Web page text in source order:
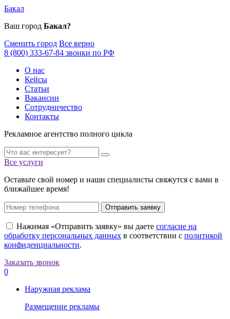
Бакал
Ваш город Бакал?
Сменить город Все верно
8 (800) 333-67-84 звонки по РФ
О нас
Кейсы
Статьи
Вакансии
Сотрудничество
Контакты
Рекламное агентство полного цикла
Все услуги
Оставьте свой номер и наши специалисты свяжутся с вами в
ближайшее время!
Отправить заявку
Нажимая «Отправить заявку» вы даете согласие на
обработку персональных данных в соответствии с политикой
конфиденциальности.
Заказать звонок
0
Наружная реклама
Размещение рекламы